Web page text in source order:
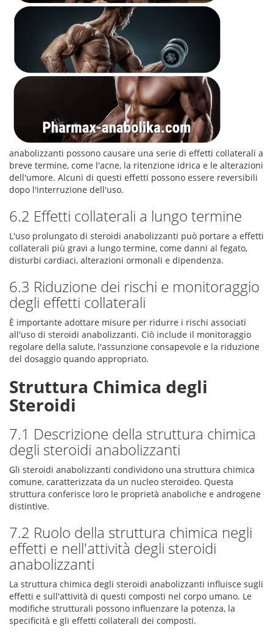
anabolizzanti possono causare una serie di effetti collaterali a
breve termine, come l'acne, la ritenzione idrica e le alterazioni
dell'umore. Alcuni di questi effetti possono essere reversibili
dopo l'interruzione dell'uso.
6.2 Effetti collaterali a lungo termine
L'uso prolungato di steroidi anabolizzanti può portare a effetti
collaterali più gravi a lungo termine, come danni al fegato,
disturbi cardiaci, alterazioni ormonali e dipendenza.
6.3 Riduzione dei rischi e monitoraggio
degli effetti collaterali
È importante adottare misure per ridurre i rischi associati
all'uso di steroidi anabolizzanti. Ciò include il monitoraggio
regolare della salute, l'assunzione consapevole e la riduzione
del dosaggio quando appropriato.
Struttura Chimica degli
Steroidi
7.1 Descrizione della struttura chimica
degli steroidi anabolizzanti
Gli steroidi anabolizzanti condividono una struttura chimica
comune, caratterizzata da un nucleo steroideo. Questa
struttura conferisce loro le proprietà anaboliche e androgene
distintive.
7.2 Ruolo della struttura chimica negli
effetti e nell'attività degli steroidi
anabolizzanti
La struttura chimica degli steroidi anabolizzanti influisce sugli
effetti e sull'attività di questi composti nel corpo umano. Le
modifiche strutturali possono influenzare la potenza, la
specificità e gli effetti collaterali dei composti.